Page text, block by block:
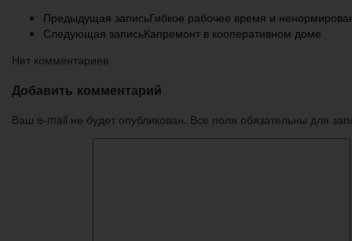
Предыдущая записьГибкое рабочее время и
Следующая записьКапремонт в кооперативном доме
Нет комментариев
Добавить комментарий
Ваш e-mail не будет опубликован. Все поля обязательны для